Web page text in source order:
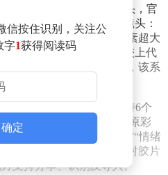
载哈苏10倍光变天眼镜头，官
同时配备两颗2亿像素镜头：
光圈；另一颗为2亿像素超大
寸。超广角镜头进光量较上代
色彩还原镜头。官方表示，该系
元”焦段。
一代哈苏大师模式，支持6个
XPAN宽幅模式与全链路原彩
片功能，包含“原生经典”“情绪
共9种胶片效果。用户可对胶片
支持分享、识别及导入。
信按住识别，关注公
字1获得阅读码
确定